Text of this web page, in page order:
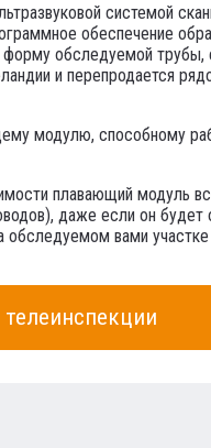
системой
обеспечение
обследуемой трубы,
и перепродается
модулю, способному
плавающий модуль
даже если он
вами